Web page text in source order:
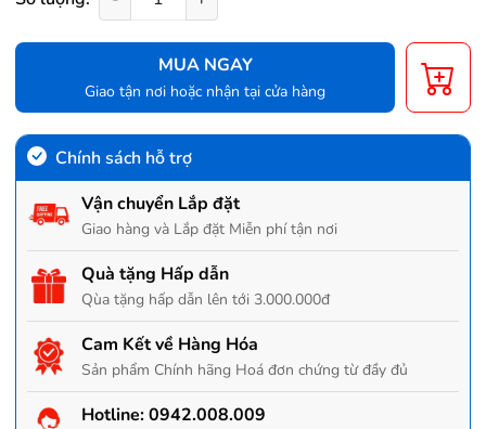
MUA NGAY
Giao tận nơi hoặc nhận tại cửa hàng
Chính sách hỗ trợ
Vận chuyển Lắp đặt
Giao hàng và Lắp đặt Miễn phí tận nơi
Quà tặng Hấp dẫn
Qùa tặng hấp dẫn lên tới 3.000.000đ
Cam Kết về Hàng Hóa
Sản phẩm Chính hãng Hoá đơn chứng từ đầy đủ
Hotline:0942.008.009